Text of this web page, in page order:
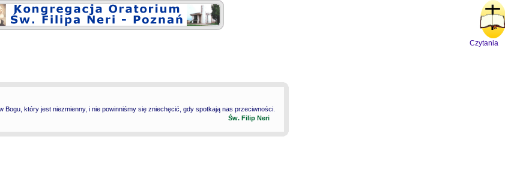
Czytania
Bogu, który jest niezmienny, i nie powinniśmy się zniechęcić, gdy spotkają nas przeciwności.
Św. Filip Neri